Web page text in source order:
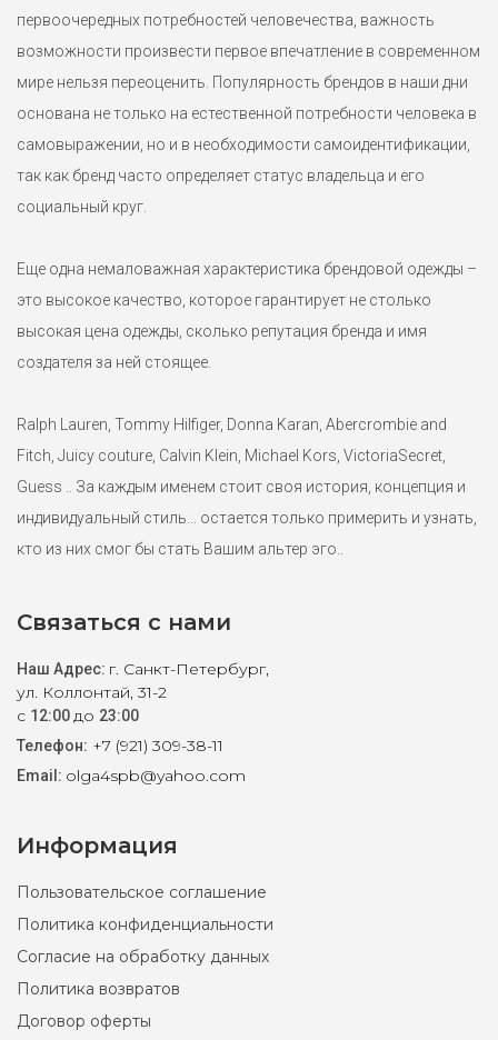
первоочередных потребностей человечества, важность
возможности произвести первое впечатление в современном
мире нельзя переоценить. Популярность брендов в наши дни
основана не только на естественной потребности человека в
самовыражении, но и в необходимости самоидентификации,
так как бренд часто определяет статус владельца и его
социальный круг.
Еще одна немаловажная характеристика брендовой одежды –
это высокое качество, которое гарантирует не столько
высокая цена одежды, сколько репутация бренда и имя
создателя за ней стоящее.
Ralph Lauren, Tommy Hilfiger, Donna Karan, Abercrombie and
Fitch, Juicy couture, Calvin Klein, Michael Kors, VictoriaSecret,
Guess .. За каждым именем стоит своя история, концепция и
индивидуальный стиль... остается только примерить и узнать,
кто из них смог бы стать Вашим альтер эго..
Связаться с нами
Наш Адрес: г. Санкт-Петербург,
ул. Коллонтай, 31-2
с 12:00до 23:00
Телефон: +7 (921) 309-38-11
Email: olga4spb@yahoo.com
Информация
Пользовательское соглашение
Политика конфиденциальности
Согласие на обработку данных
Политика возвратов
Договор оферты